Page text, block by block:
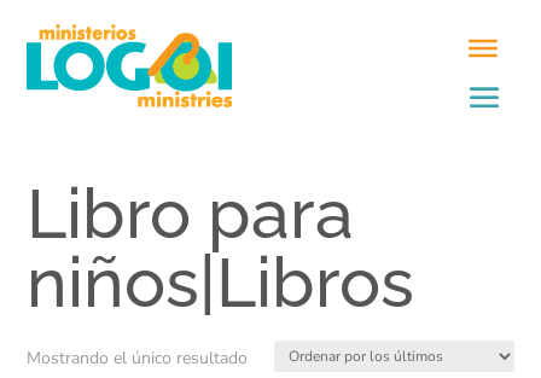
Libro para
niños|Libros
Mostrando el único resultado